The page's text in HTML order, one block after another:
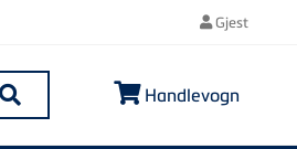
Gjest
Søk
Handlevogn